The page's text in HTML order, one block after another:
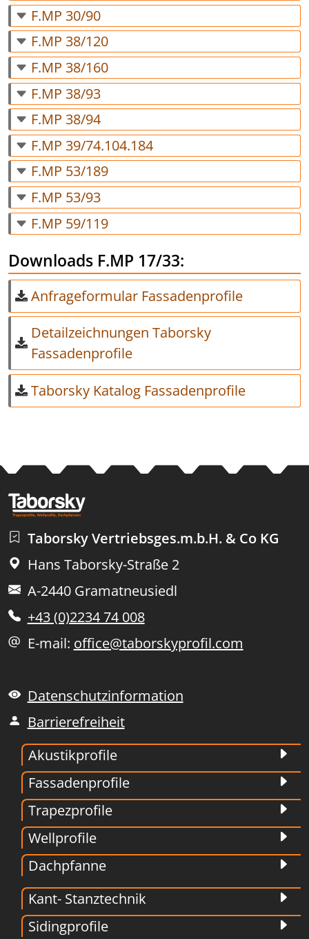
F.MP 30/90
F.MP 38/120
F.MP 38/160
F.MP 38/93
F.MP 38/94
F.MP 39/74.104.184
F.MP 53/189
F.MP 53/93
F.MP 59/119
Downloads F.MP 17/33:
Anfrageformular Fassadenprofile
Detailzeichnungen Taborsky
Fassadenprofile
Taborsky Katalog Fassadenprofile
Taborsky Vertriebsges.m.b.H. & Co KG
Hans Taborsky-Straße 2
A-2440 Gramatneusiedl
+43 (0)2234 74 008
E-mail: office@taborskyprofil.com
Datenschutzinformation
Barrierefreiheit
Akustikprofile
Fassadenprofile
Trapezprofile
Wellprofile
Dachpfanne
Kant- Stanztechnik
Sidingprofile